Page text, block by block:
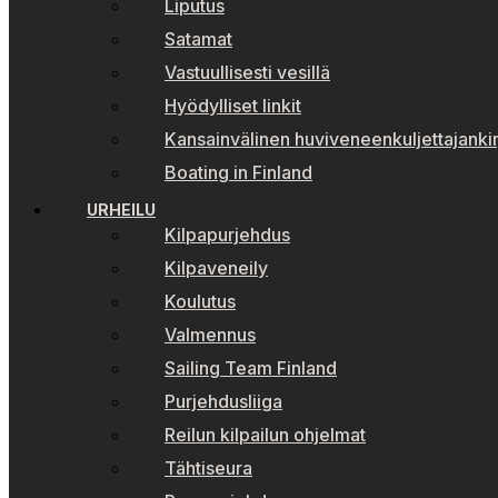
Liputus
Satamat
Vastuullisesti vesillä
Hyödylliset linkit
Kansainvälinen
Boating in Finland
URHEILU
Kilpapurjehdus
Kilpaveneily
Koulutus
Valmennus
Sailing Team Finland
Purjehdusliiga
Reilun kilpailun ohjelmat
Tähtiseura